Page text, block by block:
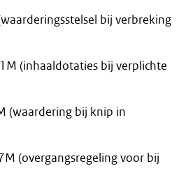
bij verbreking
(inhaaldotaties bij verplichte
(waardering bij knip in
(overgangsregeling voor bij